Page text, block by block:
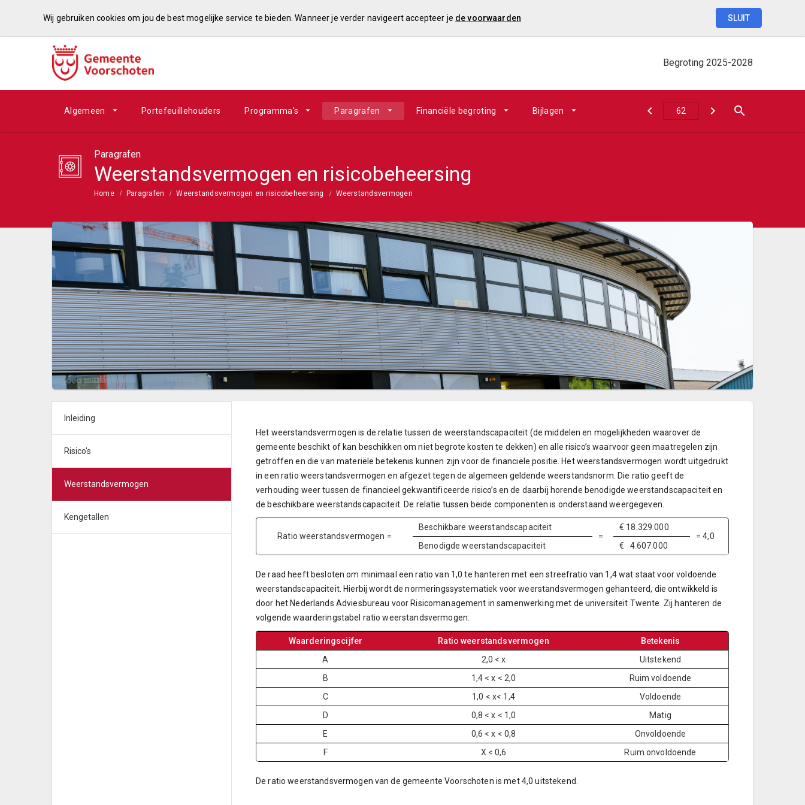
Wij gebruiken cookies om jou de best mogelijke service te bieden. Wanneer je verder navigeert accepteer je de voorwaarden SLUIT
Begroting 2025-2028
Algemeen Portefeuillehouders Programma's Paragrafen Financiële begroting Bijlagen
Paragrafen
Weerstandsvermogen en risicobeheersing
Home Paragrafen Weerstandsvermogen en risicobeheersing Weerstandsvermogen
Inleiding
Risico's
Weerstandsvermogen
Kengetallen
Het weerstandsvermogen is de relatie tussen de weerstandscapaciteit (de middelen en mogelijkheden waarover de
gemeente beschikt of kan beschikken om niet begrote kosten te dekken) en alle risico’s waarvoor geen maatregelen zijn
getroffen en die van materiële betekenis kunnen zijn voor de financiële positie. Het weerstandsvermogen wordt uitgedrukt
in een ratio weerstandsvermogen en afgezet tegen de algemeen geldende weerstandsnorm. Die ratio geeft de
verhouding weer tussen de financieel gekwantificeerde risico’s en de daarbij horende benodigde weerstandscapaciteit en
de beschikbare weerstandscapaciteit. De relatie tussen beide componenten is onderstaand weergegeven.
Ratio weerstandsvermogen =
Beschikbare weerstandscapaciteit
=
€ 18.329.000
= 4,0
Benodigde weerstandscapaciteit
€ 4.607.000
De raad heeft besloten om minimaal een ratio van 1,0 te hanteren met een streefratio van 1,4 wat staat voor voldoende
weerstandscapaciteit. Hierbij wordt de normeringssystematiek voor weerstandsvermogen gehanteerd, die ontwikkeld is
door het Nederlands Adviesbureau voor Risicomanagement in samenwerking met de universiteit Twente. Zij hanteren de
volgende waarderingstabel ratio weerstandsvermogen:
Waarderingscijfer Ratio weerstandsvermogen
Betekenis
A
2,0 < x
Uitstekend
B
1,4 < x < 2,0
Ruim voldoende
C
1,0 < x< 1,4
Voldoende
D
0,8 < x < 1,0
Matig
E
0,6 < x < 0,8
Onvoldoende
F
X < 0,6 Ruim onvoldoende
De ratio weerstandsvermogen van de gemeente Voorschoten is met 4,0 uitstekend.